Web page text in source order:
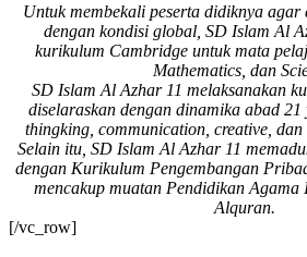
keikhlasan.
Bismillah, semoga
setiap langkah
menjadi ladang
kebaikan🌱
#SDIAIAzhar11Surab
aya #DiklatTakmir
#PemimpinMuda
#Berakhlak Mulia
#surabaya #sekolah
Untuk membekali peserta didiknya
dengan kondisi global, SD Islam Al
kurikulum Cambridge untuk mata
Mathematics, dan
SD Islam Al Azhar 11 melaksanakan
diselaraskan dengan dinamika abad
thingking, communication, creative,
Selain itu, SD Islam Al Azhar 11
dengan Kurikulum Pengembangan
mencakup muatan Pendidikan Agama
Alquran.
[/vc_row]